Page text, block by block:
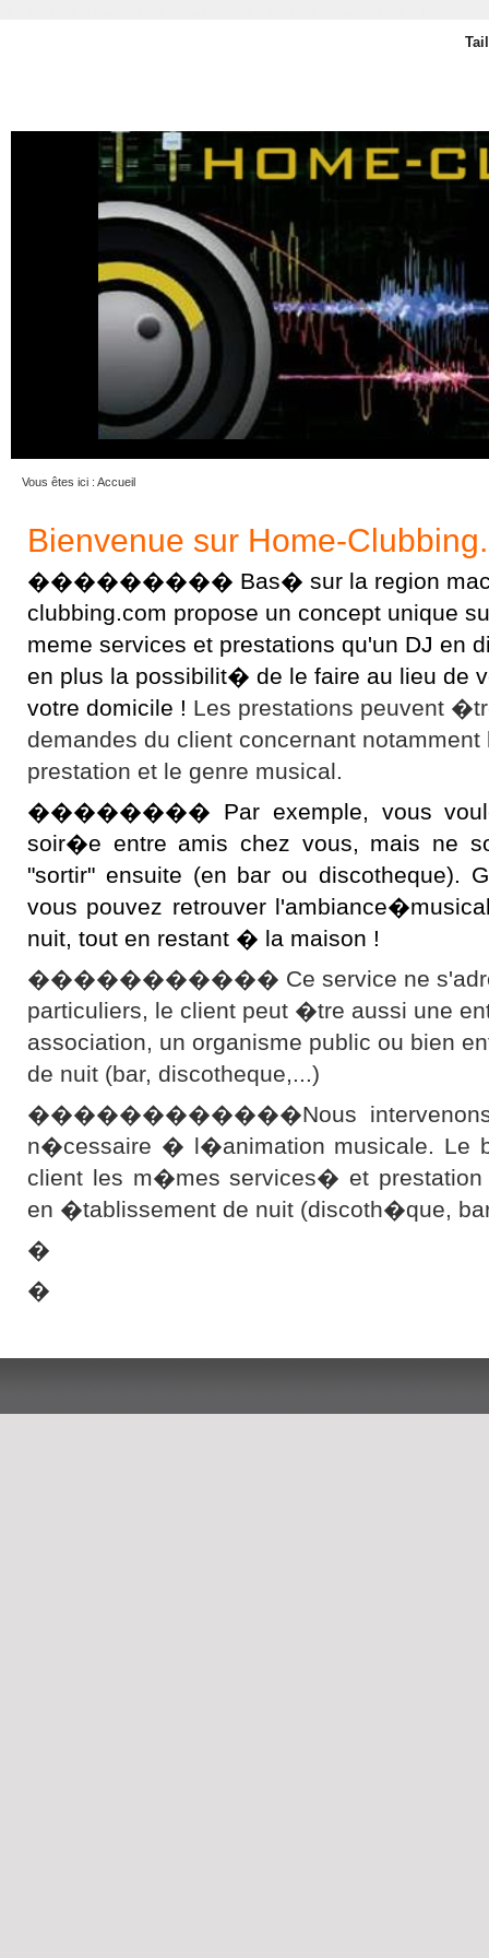
Vous êtes ici : Accueil
Bienvenue sur Home-
��������� Bas� sur la region
clubbing.com propose un concept unique
meme services et prestations qu'un DJ en
en plus la possibilit� de le faire au lieu de
votre domicile ! Les prestations peuvent
demandes du client concernant
prestation et le genre musical.
�������� Par exemple, vous
soir�e entre amis chez vous, mais ne
"sortir" ensuite (en bar ou discotheque).
vous pouvez retrouver
nuit, tout en restant � la maison !
����������� Ce service ne
particuliers, le client peut �tre aussi une
association, un organisme public ou bien
de nuit (bar, discotheque,...)
������������Nous intervenons
n�cessaire � l�animation musicale. Le
client les m�mes services� et
en �tablissement de nuit (discoth�que,
�
�